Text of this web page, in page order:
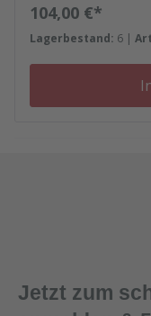
Regulärer Preis:
104,00 €*
Lagerbestand: 6 |
Jetzt zum